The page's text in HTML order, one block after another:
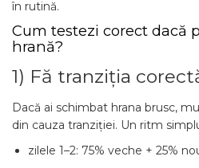
în rutină.
Cum testezi corect dacă
hrană?
1) Fă tranziția
Dacă ai schimbat hrana brusc,
din cauza tranziției. Un ritm
zilele 1–2: 75% veche + 25%